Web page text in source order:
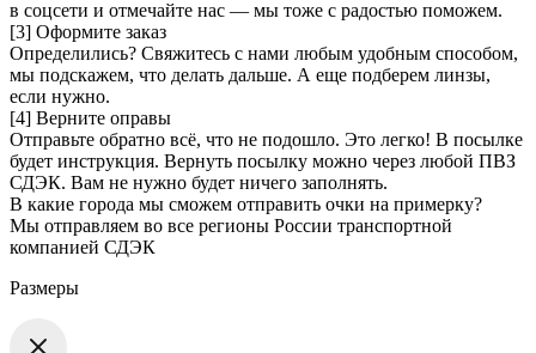
в соцсети и отмечайте нас — мы тоже с радостью поможем.
[3] Оформите заказ
Определились? Свяжитесь с нами любым удобным способом,
мы подскажем, что делать дальше. А еще подберем линзы,
если нужно.
[4] Верните оправы
Отправьте обратно всё, что не подошло. Это легко! В посылке
будет инструкция. Вернуть посылку можно через любой ПВЗ
СДЭК. Вам не нужно будет ничего заполнять.
В какие города мы сможем отправить очки на примерку?
Мы отправляем во все регионы России транспортной
компанией СДЭК
Размеры